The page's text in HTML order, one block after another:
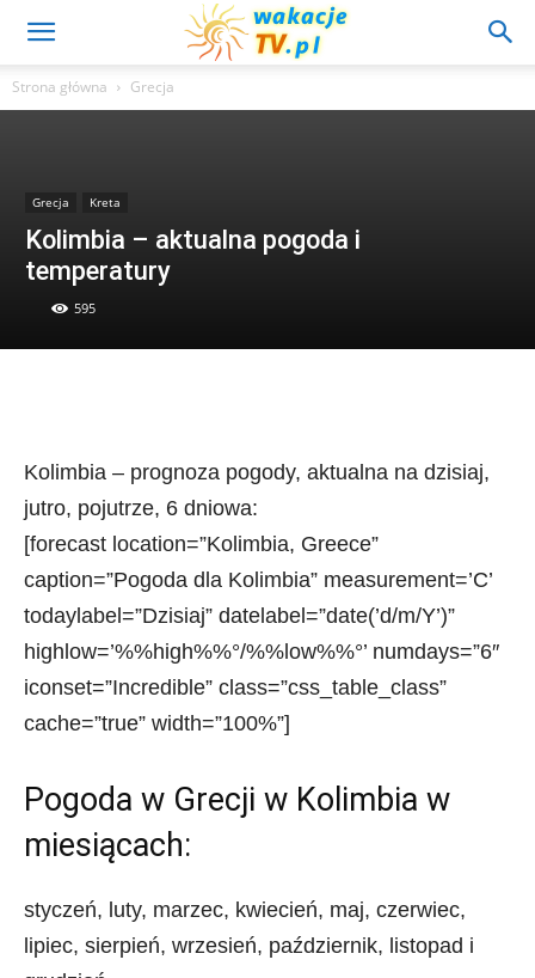
Strona główna Grecja
Grecja Kreta
Kolimbia – aktualna pogoda i
temperatury
595
Kolimbia – prognoza pogody, aktualna na dzisiaj,
jutro, pojutrze, 6 dniowa:
[forecast location=”Kolimbia, Greece”
caption=”Pogoda dla Kolimbia” measurement=’C’
todaylabel=”Dzisiaj” datelabel=”date(’d/m/Y’)”
highlow=’%%high%%°/%%low%%°’ numdays=”6″
iconset=”Incredible” class=”css_table_class”
cache=”true” width=”100%”]
Pogoda w Grecji w Kolimbia w
miesiącach:
styczeń, luty, marzec, kwiecień, maj, czerwiec,
lipiec, sierpień, wrzesień, październik, listopad i